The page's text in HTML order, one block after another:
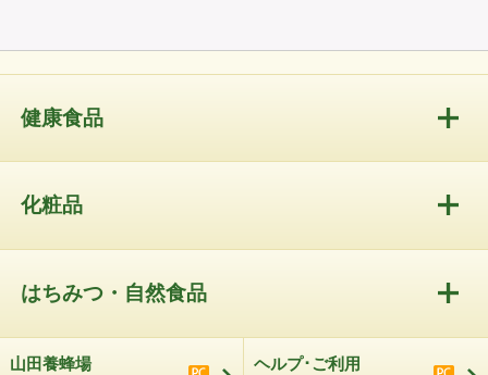
健康食品
化粧品
はちみつ・自然食品
山田養蜂場
ヘルプ･ご利用